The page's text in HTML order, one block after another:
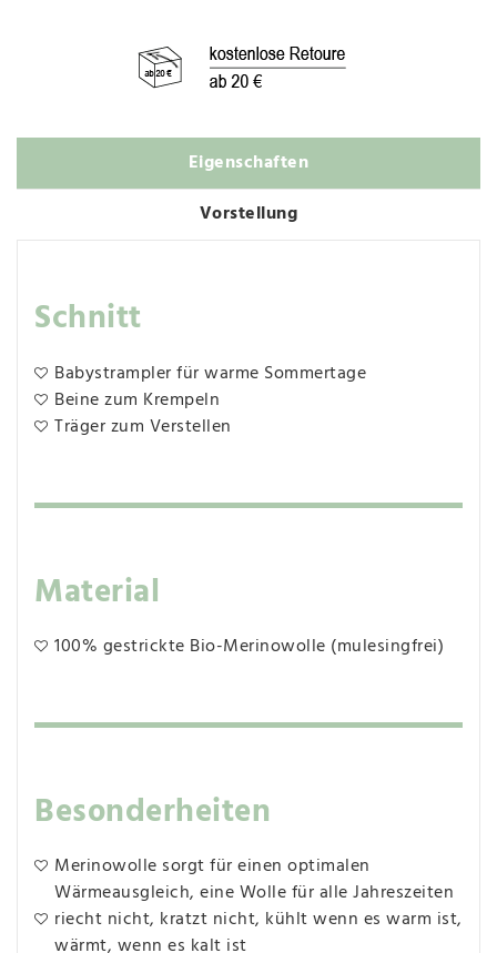
Eigenschaften
Vorstellung
Schnitt
Babystrampler für warme Sommertage
Beine zum Krempeln
Träger zum Verstellen
Material
100% gestrickte Bio-Merinowolle (mulesingfrei)
Besonderheiten
Merinowolle sorgt für einen optimalen
Wärmeausgleich, eine Wolle für alle Jahreszeiten
riecht nicht, kratzt nicht, kühlt wenn es warm ist,
wärmt, wenn es kalt ist